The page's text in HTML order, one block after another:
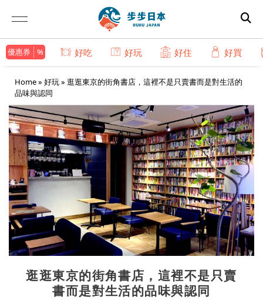
優惠券 好吃 好玩 好住 好買
Home» 好玩» 逛逛東京的街角書店，這裡不是只賣書而是對生活的
品味與認同
逛逛東京的街角書店，這裡不是只賣
書而是對生活的品味與認同